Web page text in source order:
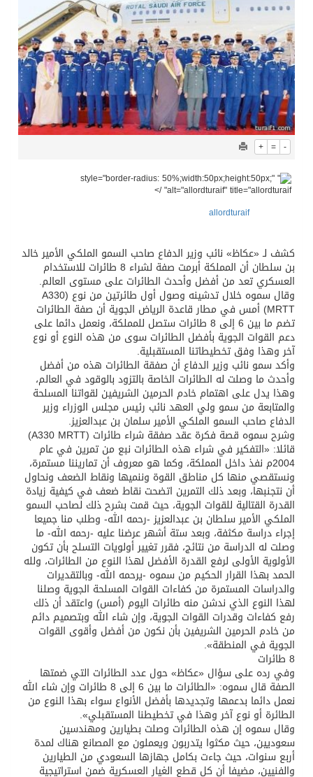
+ = -
" style="border-radius: 50%;width:50px;height:50px;"
alt="allordturaif" title="allordturaif" />
allordturaif
كشف لـ «عكاظ» نائب وزير الدفاع صاحب السمو الملكي الأمير خالد
بن سلطان أن المملكة أبرمت صفة لشراء 8 طائرات للاستخدام
العسكري تعد من أفضل وأحدث الطائرات على مستوى العالم.
وقال سموه خلال تدشينه وصول أول طائرتين من نوع (A330
MRTT) أمس في مطار قاعدة الرياض الجوية أن صفة الطائرات
تضم ما بين 6 إلى 8 طائرات ستصل للمملكة، ونعمل دائما على
دعم القوات الجوية بأفضل الطائرات سوى من هذه النوع أو نوع
آخر وهذا وفق تخطيطاتنا المستقبلية.
وأكد سمو نائب وزير الدفاع أن صفقة الطائرات هذه من أفضل
وأحدث ما وصلت له الطائرات الخاصة بالتزود بالوقود في العالم،
وهذا يدل على اهتمام خادم الحرمين الشريفين لقواتنا المسلحة
والمتابعة من سمو ولي العهد نائب رئيس مجلس الوزراء وزير
الدفاع صاحب السمو الملكي الأمير سلمان بن عبدالعزيز.
وشرح سموه قصة فكرة عقد صفقة شراء طائرات (A330 MRTT)
قائلا: «التفكير في شراء هذه الطائرات نبع من تمرين في عام
2004م نفذ داخل المملكة، وكما هو معروف أن تماريننا مستمرة،
ونستقصي منها كل مناطق القوة وننميها ونقاط الضعف ونحاول
أن نتجنبها، وبعد ذلك التمرين اتضحت نقاط ضعف في كيفية زيادة
القدرة القتالية للقوات الجوية، حيث قمت بشرح ذلك لصاحب السمو
الملكي الأمير سلطان بن عبدالعزيز -رحمه الله- وطلب منا جميعا
إجراء دراسة مكثفة، وبعد ستة أشهر عرضنا عليه -رحمه الله- ما
وصلت له الدراسة من نتائج، فقرر تغيير أولويات التسلح بأن تكون
الأولوية الأولى لرفع القدرة الأفضل لهذا النوع من الطائرات، ولله
الحمد بهذا القرار الحكيم من سموه -يرحمه الله- وبالتقديرات
والدراسات المستمرة من كفاءات القوات المسلحة الجوية وصلنا
لهذا النوع الذي ندشن منه طائرات اليوم (أمس) واعتقد أن ذلك
رفع كفاءات وقدرات القوات الجوية، وإن شاء الله وبتصميم دائم
من خادم الحرمين الشريفين بأن نكون من أفضل وأقوى القوات
الجوية في المنطقة».
8 طائرات
وفي رده على سؤال «عكاظ» حول عدد الطائرات التي ضمتها
الصفة قال سموه: «الطائرات ما بين 6 إلى 8 طائرات وإن شاء الله
نعمل دائما بدعمها وتجديدها بأفضل الأنواع سواء بهذا النوع من
الطائرة أو نوع آخر وهذا في تخطيطنا المستقبلي».
وقال سموه إن هذه الطائرات وصلت بطيارين ومهندسين
سعوديين، حيث مكثوا يتدربون ويعملون مع المصانع هناك لمدة
أربع سنوات، حيث جاءت بكامل جهازها السعودي من الطيارين
والفنيين، مضيفا أن كل قطع الغيار العسكرية ضمن استراتيجية